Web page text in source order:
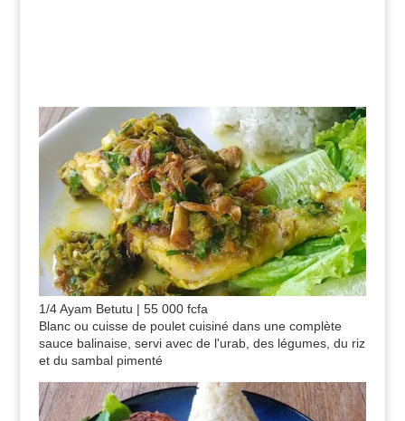
1/4 Ayam Betutu | 55 000 fcfa
Blanc ou cuisse de poulet cuisiné dans une complète
sauce balinaise, servi avec de l'urab, des légumes, du riz
et du sambal pimenté